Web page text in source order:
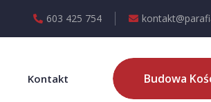
603 425 754
Kontakt Budowa